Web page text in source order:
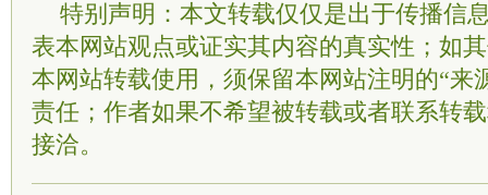
特别声明：本文转载仅仅是出于传播信
表本网站观点或证实其内容的真实性；如
本网站转载使用，须保留本网站注明的“来
责任；作者如果不希望被转载或者联系转
接洽。